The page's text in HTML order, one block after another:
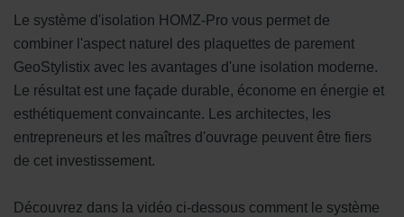
Le système d'isolation HOMZ-Pro vous permet de
combiner l'aspect naturel des plaquettes de parement
GeoStylistix avec les avantages d'une isolation moderne.
Le résultat est une façade durable, économe en énergie et
esthétiquement convaincante. Les architectes, les
entrepreneurs et les maîtres d'ouvrage peuvent être fiers
de cet investissement.
Découvrez dans la vidéo ci-dessous comment le système